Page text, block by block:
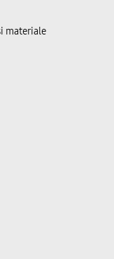
materiale